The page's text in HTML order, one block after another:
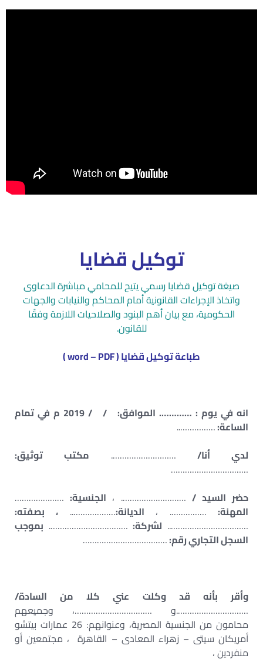
توكيل قضايا
صيغة توكيل قضايا رسمي يتيح للمحامي مباشرة الدعاوى
واتخاذ الإجراءات القانونية أمام المحاكم والنيابات والجهات
الحكومية، مع بيان أهم البنود والصلاحيات اللازمة وفقًا
للقانون.
طباعة توكيل قضايا ( word – PDF )
انه في يوم : …………. الموافق: / / 2019 م في تمام
الساعة:……………..
لدي أنا/ ………………………. مكتب توثيق:
……………………………
حضر السيد / ………………………. ، الجنسية: …………………
المهنة: ……………. ، الديانة:……………….. ، بصفته:
…………………………….. لشركة: ……………………………. بموجب
السجل التجاري رقم:………………………………
وأقر بأنه قد وكلت عني كلا من السادة/
………………………….و ……………………………، وجميعهم
محامون من الجنسية المصرية، وعنوانهم: 26 عمارات بيتشو
أمريكان سيتى – زهراء المعادى – القاهرة ، مجتمعين أو
منفردين ،